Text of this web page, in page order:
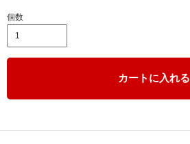
個数
カートに入れる